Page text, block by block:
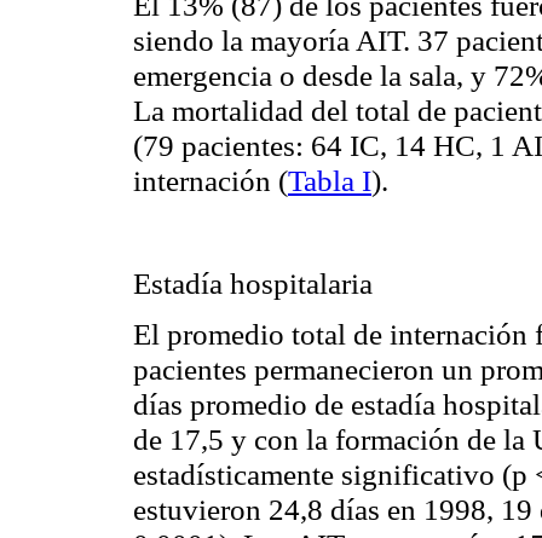
siendo la mayoría AIT. 37
emergencia o desde la sala, y
La mortalidad del total de
(79 pacientes: 64 IC, 14 HC, 1
internación (Tabla I).
Estadía hospitalaria
El promedio total de
pacientes permanecieron un
días promedio de estadía
de 17,5 y con la formación de la
estadísticamente significativo (p
estuvieron 24,8 días en 1998,